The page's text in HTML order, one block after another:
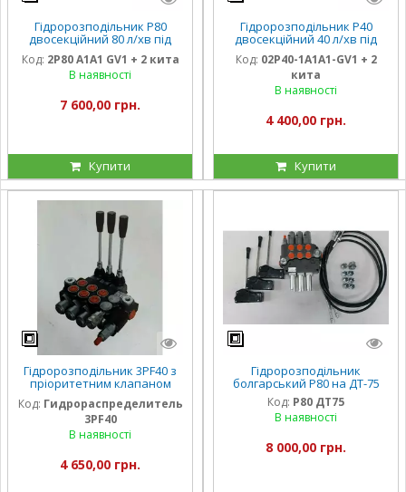
Гідророзподільник Р80
двосекційний 80 л/хв під
троси, Болгарія Badestnost
Код: 2Р80 A1A1 GV1 + 2 кита
В наявності
7 600,00 грн.
Купити
Гідророзподільник Р40
двосекційний 40 л/хв під
троси (з китами), Болгарія
Badestnost
Код: 02Р40-1A1A1-GV1 + 2
кита
В наявності
4 400,00 грн.
Купити
Гідророзподільник 3РF40 з
пріоритетним клапаном
Код: Гидрораспределитель
3РF40
В наявності
4 650,00 грн.
Гідророзподільник
болгарський Р80 на ДТ-75
Код: Р80 ДТ75
В наявності
8 000,00 грн.